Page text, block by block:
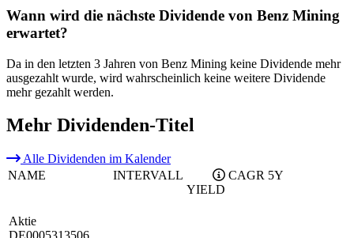
Wann wird die nächste Dividende von Benz Mining
erwartet?
Da in den letzten 3 Jahren von Benz Mining keine Dividende mehr
ausgezahlt wurde, wird wahrscheinlich keine weitere Dividende
mehr gezahlt werden.
Mehr Dividenden-Titel
Alle Dividenden im Kalender
NAME
INTERVALL
YIELD
CAGR 5Y
Aktie